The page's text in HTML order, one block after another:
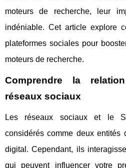
moteurs de recherche, leur
indéniable. Cet article explore
plateformes sociales pour
moteurs de recherche.
Comprendre la
réseaux sociaux
Les réseaux sociaux et le
considérés comme deux entités
digital. Cependant, ils
qui peuvent influencer votre